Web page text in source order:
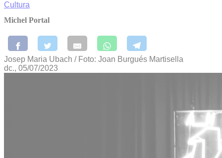
Cultura
Michel Portal
Josep Maria Ubach / Foto: Joan Burgués Martisella
dc., 05/07/2023